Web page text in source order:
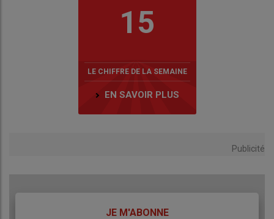
15
LE CHIFFRE DE LA SEMAINE
EN SAVOIR PLUS
Publicité
JE M'ABONNE